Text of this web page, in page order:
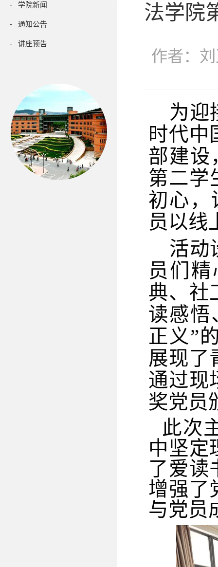
- 学院新闻
- 通知公告
- 讲座预告
法学院
作者：
为迎
时代中
部建设
第二学
初心，
员以线
活动
员们
典、社
读感悟
正义”
展现了
通过现
奖党员
此次
中坚定
了爱读
增强了
与党员